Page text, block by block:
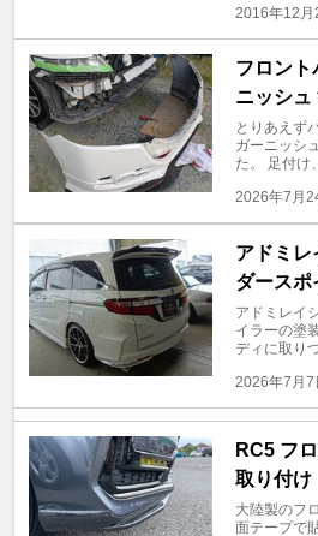
2016年12月
フロント
ニッシュ
とりあえず
ガーニッシ
た。 足付け
2026年7月
アドミレ
ダースポ
アドミレイ
イラーの塗
ディに取り
2026年7月7
RC5 フ
取り付け
大陸製のフ
面テープで